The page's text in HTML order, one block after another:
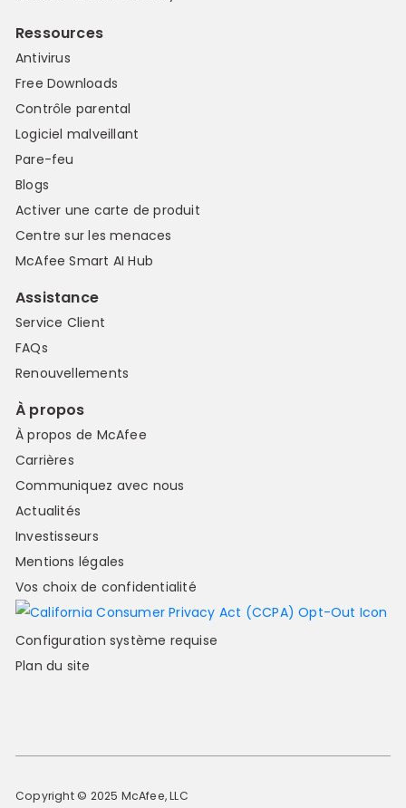
Ressources
Antivirus
Free Downloads
Contrôle parental
Logiciel malveillant
Pare-feu
Blogs
Activer une carte de produit
Centre sur les menaces
McAfee Smart AI Hub
Assistance
Service Client
FAQs
Renouvellements
À propos
À propos de McAfee
Carrières
Communiquez avec nous
Actualités
Investisseurs
Mentions légales
Vos choix de confidentialité
Configuration système requise
Plan du site
Copyright © 2025 McAfee, LLC